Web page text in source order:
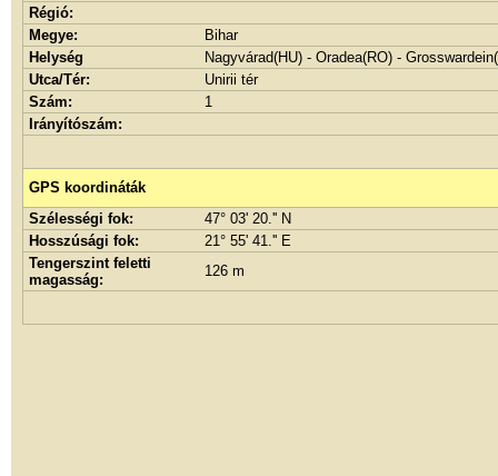
Régió:
Megye:
Bihar
Helység
Nagyvárad(HU) - Oradea(RO) -
Utca/Tér:
Unirii tér
Szám:
1
Irányítószám:
GPS koordináták
Szélességi fok:
47° 03' 20.'' N
Hosszúsági fok:
21° 55' 41.'' E
Tengerszint feletti
magasság:
126 m